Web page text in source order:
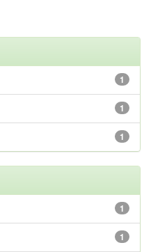
1
1
1
1
1